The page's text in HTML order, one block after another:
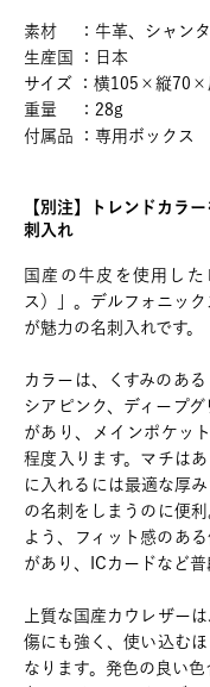
素材 ：牛革、シャン
生産国 ：日本
サイズ ：横105×縦70×
重量 ：28g
付属品 ：専用ボックス
【別注】トレンドカラ
刺入れ
国産の牛皮を使用し
ス）」。デルフォニッ
が魅力の名刺入れです。
カラーは、くすみのあ
シアピンク、ディープ
があり、メインポケッ
程度入ります。マチは
に入れるには最適な厚
の名刺をしまうのに便
よう、フィット感のあ
があり、ICカードなど普
上質な国産カウレザー
傷にも強く、使い込む
なります。発色の良い